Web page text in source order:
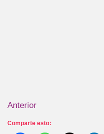
Anterior
Comparte esto: